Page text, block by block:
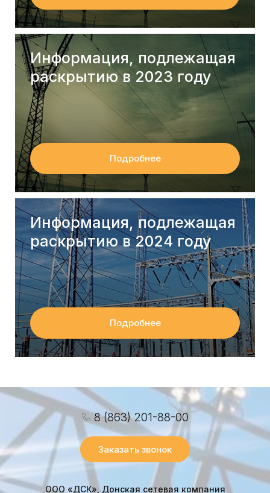
Информация, подлежащая
раскрытию в 2023 году
Подробнее
Информация, подлежащая
раскрытию в 2024 году
Подробнее
8 (863) 201-88-00
Заказать звонок
ООО «ДСК», Донская сетевая компания